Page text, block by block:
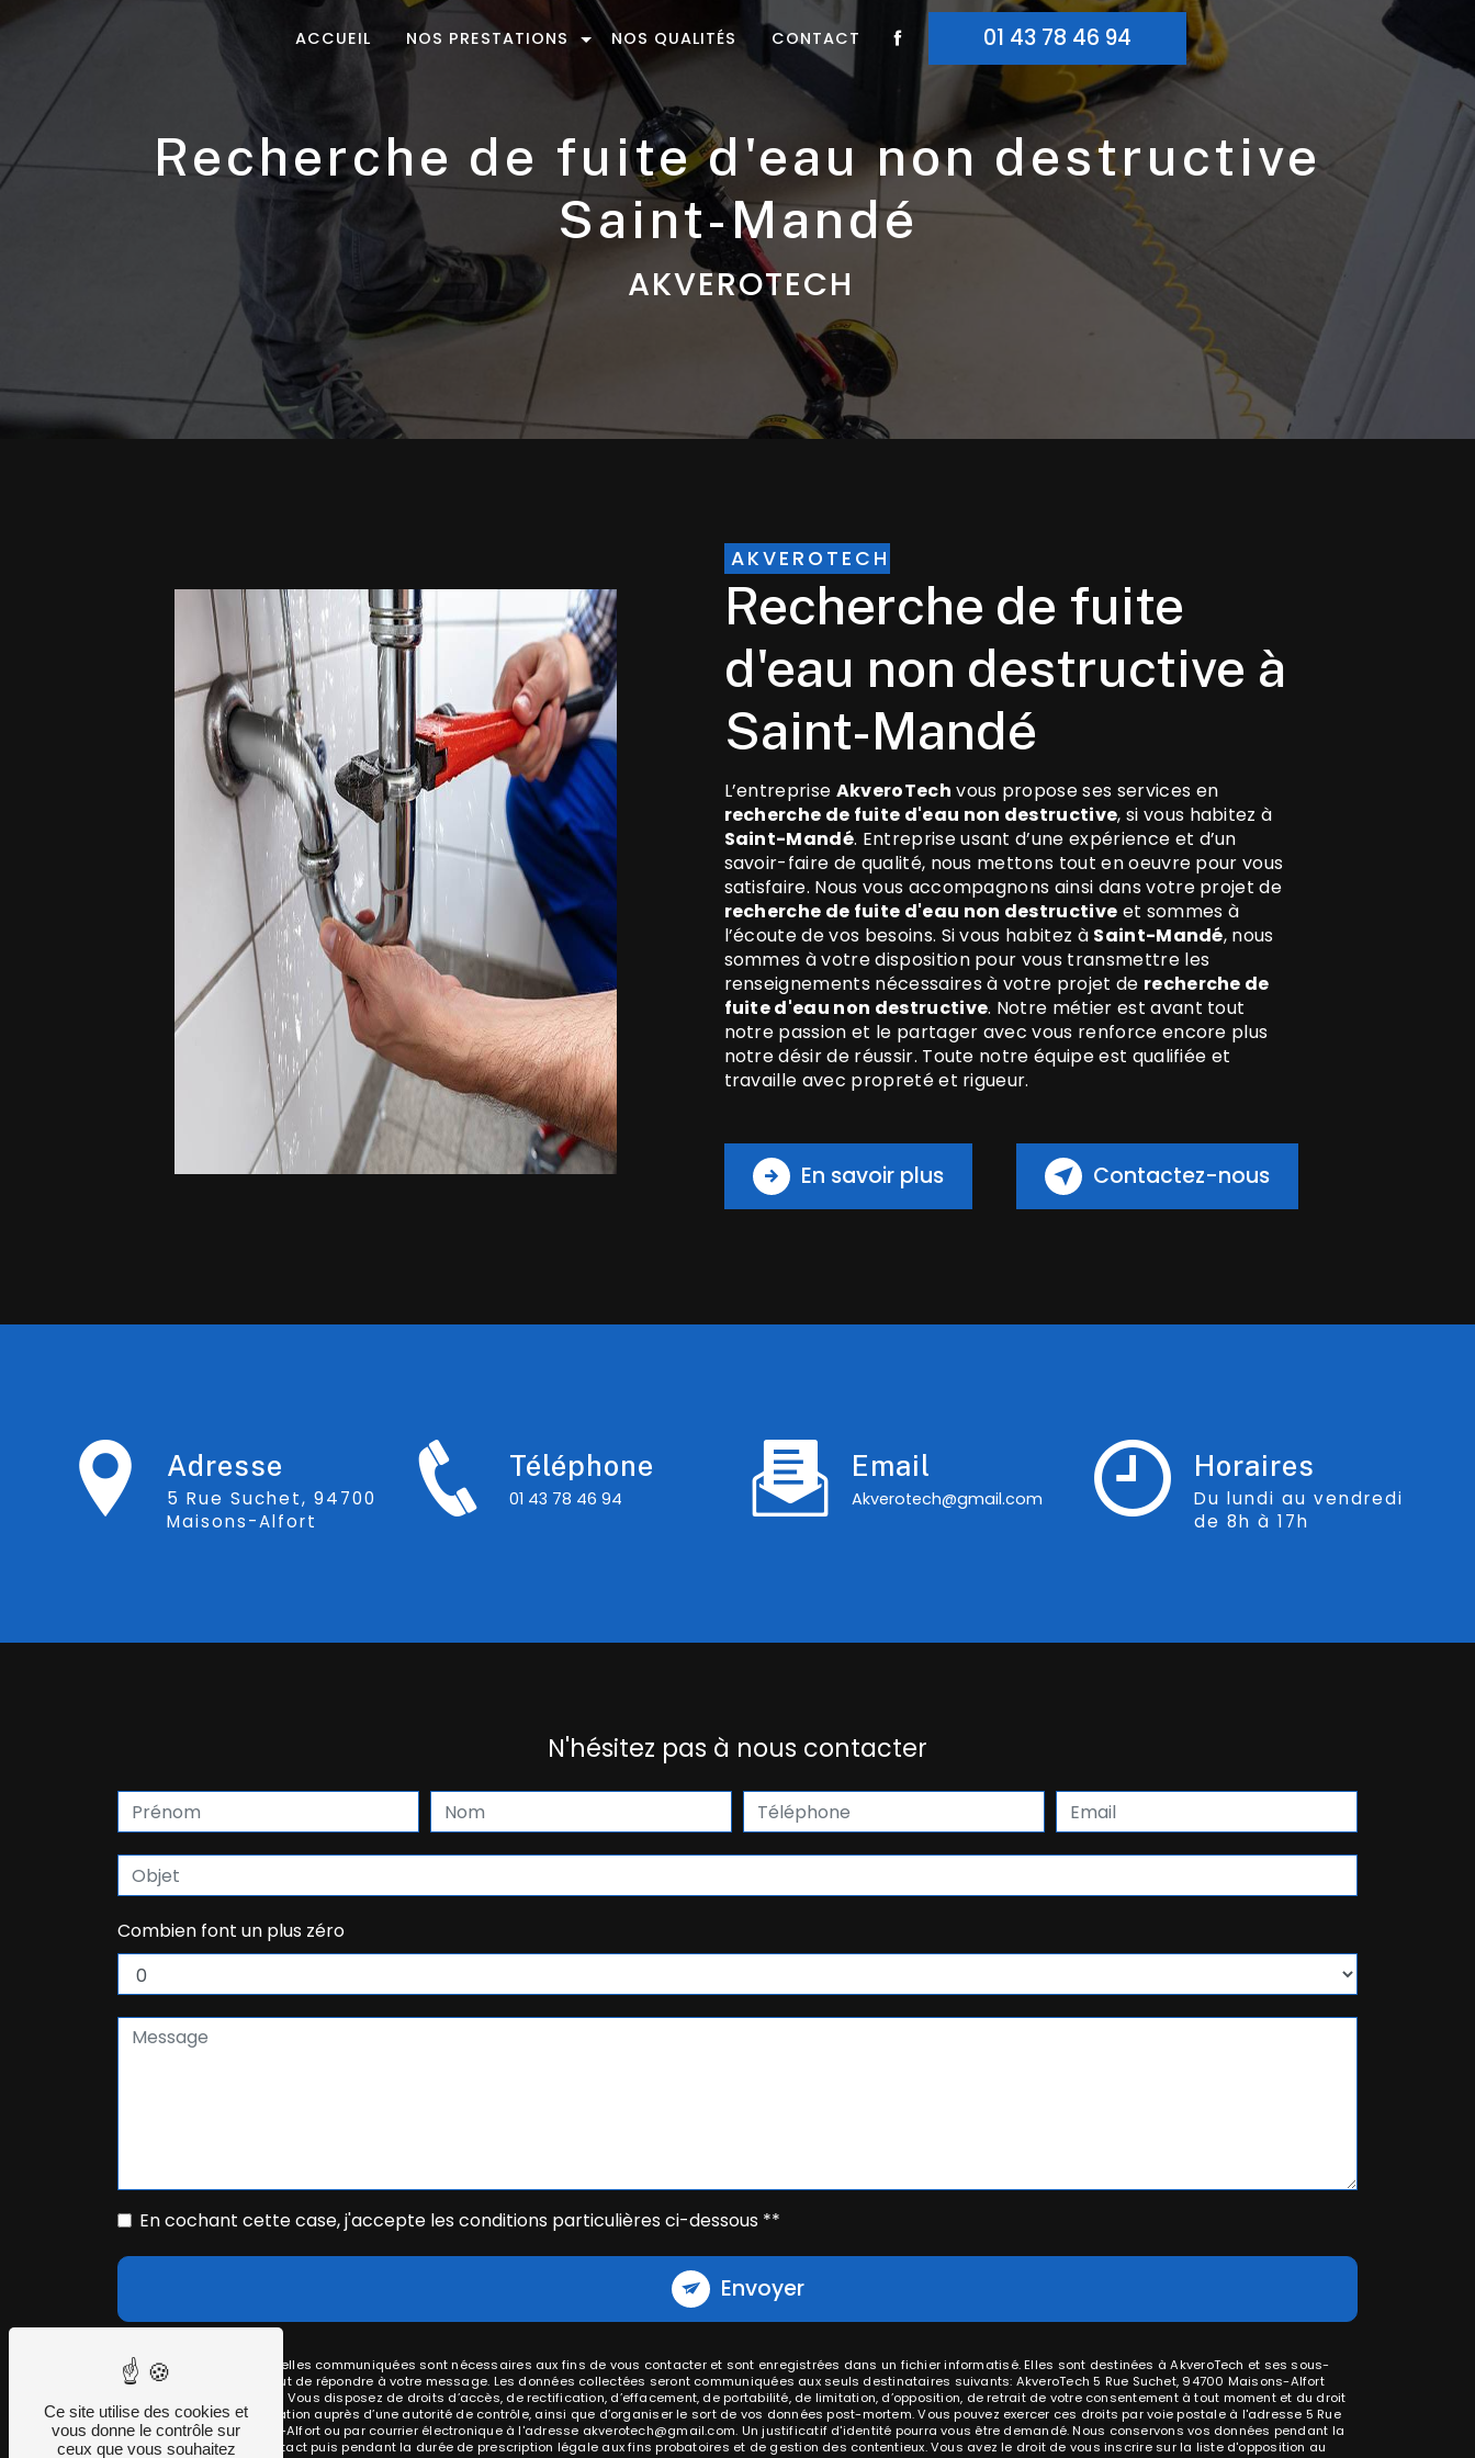
ACCUEIL NOS PRESTATIONS NOS QUALITÉS CONTACT 01 43 78 46 94
recherche de fuite d'eau non destructive
Saint-Mandé
AKVEROTECH
AKVEROTECH
recherche de fuite
d'eau non destructive à
Saint-Mandé
L’entreprise AkveroTech vous propose ses services en
recherche de fuite d'eau non destructive, si vous habitez à
Saint-Mandé. Entreprise usant d’une expérience et d’un
savoir-faire de qualité, nous mettons tout en oeuvre pour vous
satisfaire. Nous vous accompagnons ainsi dans votre projet de
recherche de fuite d'eau non destructive et sommes à
l’écoute de vos besoins. Si vous habitez à Saint-Mandé, nous
sommes à votre disposition pour vous transmettre les
renseignements nécessaires à votre projet de recherche de
fuite d'eau non destructive. Notre métier est avant tout
notre passion et le partager avec vous renforce encore plus
notre désir de réussir. Toute notre équipe est qualifiée et
travaille avec propreté et rigueur.
En savoir plus Contactez-nous
Adresse
5 Rue Suchet, 94700
Maisons-Alfort
Téléphone
01 43 78 46 94
Email
akverotech@gmail.com
Horaires
Du lundi au vendredi
de 8h à 17h
N'hésitez pas à nous contacter
Combien font un plus zéro
En cochant cette case, j'accepte les conditions particulières ci-dessous **
Envoyer
** Les données personnelles communiquées sont nécessaires aux fins de vous contacter et sont enregistrées dans un fichier informatisé. Elles sont destinées à AkveroTech et ses sous-
traitants dans le seul but de répondre à votre message. Les données collectées seront communiquées aux seuls destinataires suivants: AkveroTech 5 Rue Suchet, 94700 Maisons-Alfort
akverotech@gmail.com. Vous disposez de droits d’accès, de rectification, d’effacement, de portabilité, de limitation, d’opposition, de retrait de votre consentement à tout moment et du droit
d’introduire une réclamation auprès d’une autorité de contrôle, ainsi que d’organiser le sort de vos données post-mortem. Vous pouvez exercer ces droits par voie postale à l'adresse 5 Rue
Suchet, 94700 Maisons-Alfort ou par courrier électronique à l'adresse akverotech@gmail.com. Un justificatif d'identité pourra vous être demandé. Nous conservons vos données pendant la
période de prise de contact puis pendant la durée de prescription légale aux fins probatoires et de gestion des contentieux. Vous avez le droit de vous inscrire sur la liste d'opposition au
Panneau de gestion des cookies
Ce site utilise des cookies et
vous donne le contrôle sur
ceux que vous souhaitez